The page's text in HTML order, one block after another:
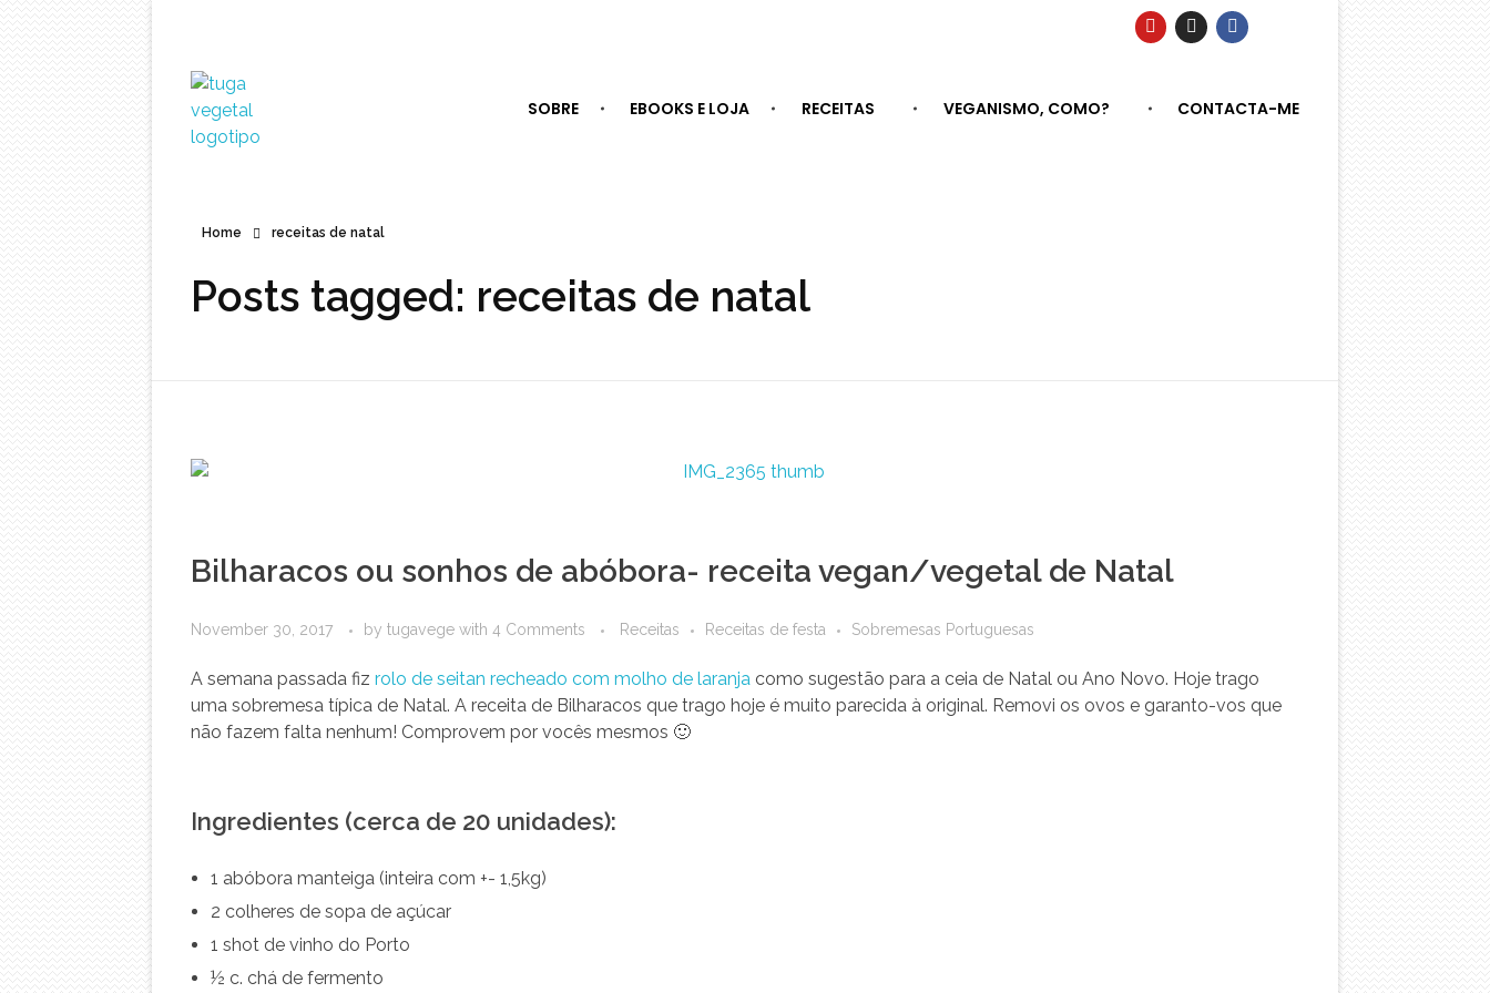
SOBRE EBOOKS E LOJA RECEITAS VEGANISMO, COMO? CONTACTA-ME
Home receitas de natal
Posts tagged: receitas de natal
Bilharacos ou sonhos de abóbora- receita vegan/vegetal de Natal
November 30, 2017 by tugavege with 4 Comments Receitas Receitas de festa Sobremesas Portuguesas
A semana passada fiz rolo de seitan recheado com molho de laranja como sugestão para a ceia de Natal ou Ano Novo. Hoje trago
uma sobremesa típica de Natal. A receita de Bilharacos que trago hoje é muito parecida à original. Removi os ovos e garanto-vos que
não fazem falta nenhum! Comprovem por vocês mesmos 🙂
Ingredientes (cerca de 20 unidades):
1 abóbora manteiga (inteira com +- 1,5kg)
2 colheres de sopa de açúcar
1 shot de vinho do Porto
½ c. chá de fermento